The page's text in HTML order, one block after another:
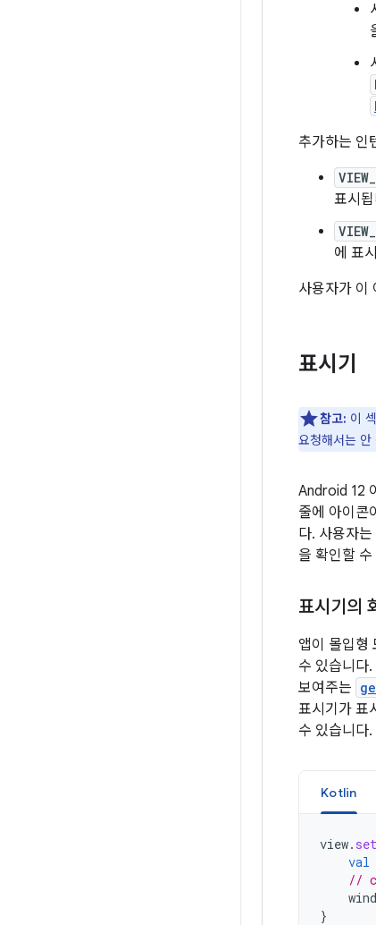
추가하는 인
표시
에 표
사용자가 이
표시기
참고: 이
요청해서는 안
Android 12
줄에 아이콘
다. 사용자
을 확인할
표시기의
앱이 몰입형
수 있습니다
보여주는
표시기가 표
수 있습니다.
Kotlin
view.
val
//
}